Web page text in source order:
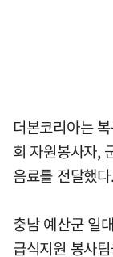
더본코리아는
회 자원봉사자,
음료를 전달했다.
충남 예산군 일
급식지원 봉사